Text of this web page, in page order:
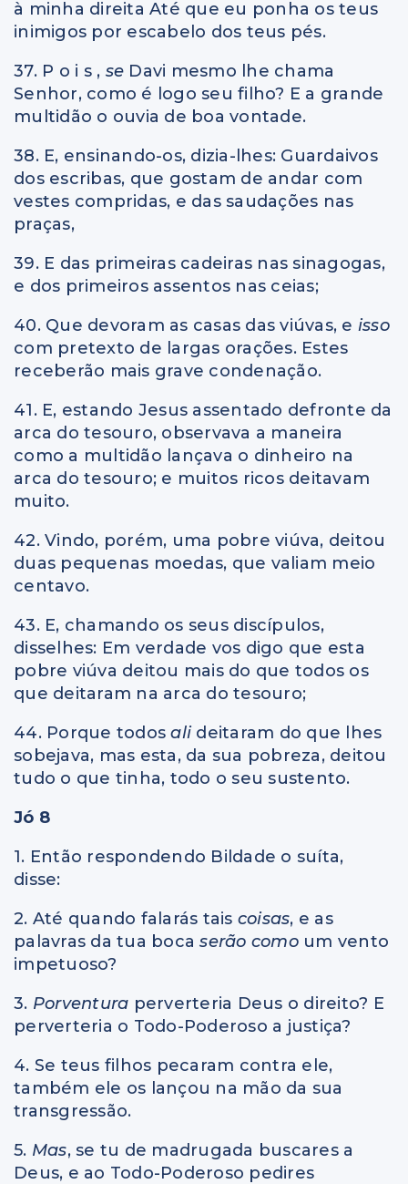
à minha direita Até que eu ponha os teus
inimigos por escabelo dos teus pés.
37. P o i s , se Davi mesmo lhe chama
Senhor, como é logo seu filho? E a grande
multidão o ouvia de boa vontade.
38. E, ensinando-os, dizia-lhes: Guardaivos
dos escribas, que gostam de andar com
vestes compridas, e das saudações nas
praças,
39. E das primeiras cadeiras nas sinagogas,
e dos primeiros assentos nas ceias;
40. Que devoram as casas das viúvas, e isso
com pretexto de largas orações. Estes
receberão mais grave condenação.
41. E, estando Jesus assentado defronte da
arca do tesouro, observava a maneira
como a multidão lançava o dinheiro na
arca do tesouro; e muitos ricos deitavam
muito.
42. Vindo, porém, uma pobre viúva, deitou
duas pequenas moedas, que valiam meio
centavo.
43. E, chamando os seus discípulos,
disselhes: Em verdade vos digo que esta
pobre viúva deitou mais do que todos os
que deitaram na arca do tesouro;
44. Porque todosali deitaram do que lhes
sobejava, mas esta, da sua pobreza, deitou
tudo o que tinha, todo o seu sustento.
Jó 8
1. Então respondendo Bildade o suíta,
disse:
2. Até quando falarás tais coisas, e as
palavras da tua bocaserão como um vento
impetuoso?
3. Porventura perverteria Deus o direito? E
perverteria o Todo-Poderoso a justiça?
4. Se teus filhos pecaram contra ele,
também ele os lançou na mão da sua
transgressão.
5. Mas, se tu de madrugada buscares a
Deus, e ao Todo-Poderoso pedires